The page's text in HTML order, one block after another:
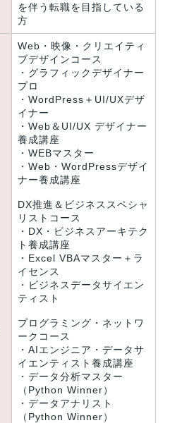
を伴う転職を目指している
方
Web・映像・クリエイティ
ブデザインコース
・グラフィックデザイナー
プロ
・WordPress＋UI/UXデザ
イナー
・Web＆UI/UX デザイナー
養成講座
・WEBマスター
・Web・WordPressデザイ
ナー養成講座
DX推進＆ビジネススペシャ
リストコース
・DX・ビジネスアーキテク
ト養成講座
・Excel VBAマスター＋ラ
イセンス
・ビジネスデータサイエン
ティスト
プログラミング・ネットワ
ークコース
・AIエンジニア・データサ
イエンティスト養成講座
・データ分析マスター
（Python Winner）
・データアナリスト
（Python Winner）